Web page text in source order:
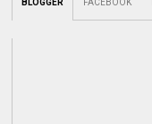
BLOGGER FACEBOOK